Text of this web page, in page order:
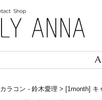
ラコン - 鈴木愛理
[1month] キ